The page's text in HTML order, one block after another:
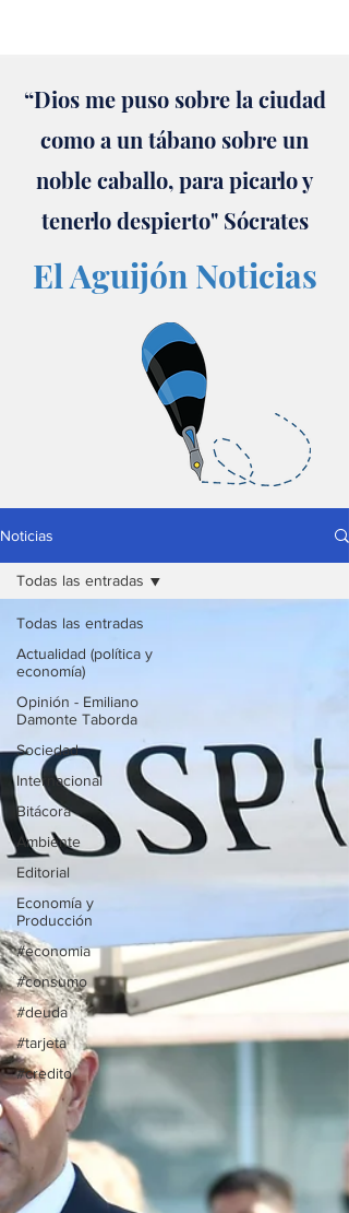
“Dios me puso sobre la ciudad
como a un tábano sobre un
noble caballo, para picarlo y
tenerlo despierto" Sócrates
El Aguijón Noticias
Noticias
Todas las entradas
Actualidad (política y
economía)
Opinión - Emiliano
Damonte Taborda
Sociedad
Internacional
Bitácora
Ambiente
Editorial
Economía y
Producción
#economia
#consumo
#deuda
#tarjeta
#credito
Todas las entradas